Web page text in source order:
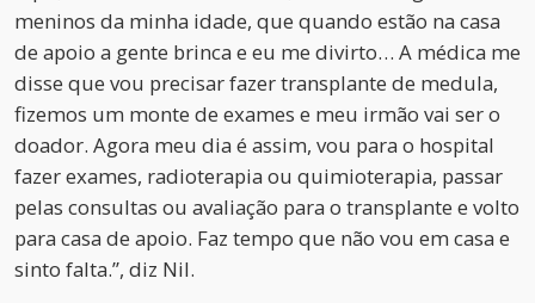
meninos da minha idade, que quando estão na casa
de apoio a gente brinca e eu me divirto… A médica me
disse que vou precisar fazer transplante de medula,
fizemos um monte de exames e meu irmão vai ser o
doador. Agora meu dia é assim, vou para o hospital
fazer exames, radioterapia ou quimioterapia, passar
pelas consultas ou avaliação para o transplante e volto
para casa de apoio. Faz tempo que não vou em casa e
sinto falta.”, diz Nil.